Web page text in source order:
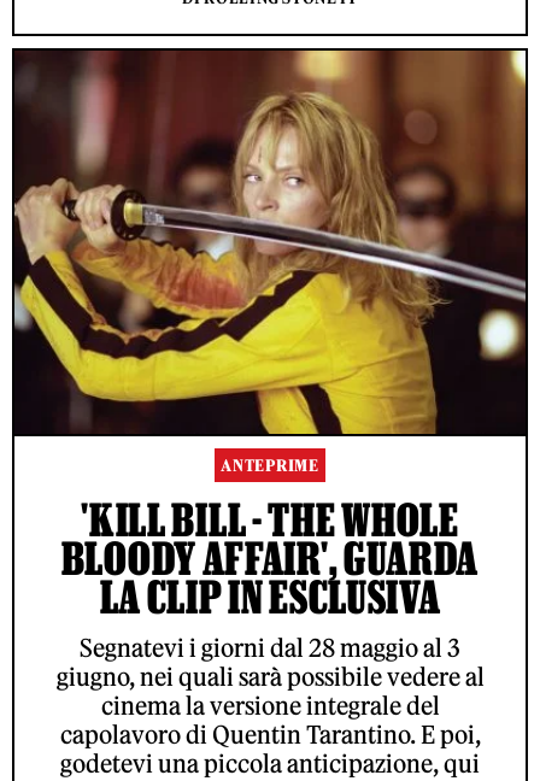
ANTEPRIME
'KILL BILL - THE WHOLE
BLOODY AFFAIR', GUARDA
LA CLIP IN ESCLUSIVA
Segnatevi i giorni dal 28 maggio al 3
giugno, nei quali sarà possibile vedere al
cinema la versione integrale del
capolavoro di Quentin Tarantino. E poi,
godetevi una piccola anticipazione, qui